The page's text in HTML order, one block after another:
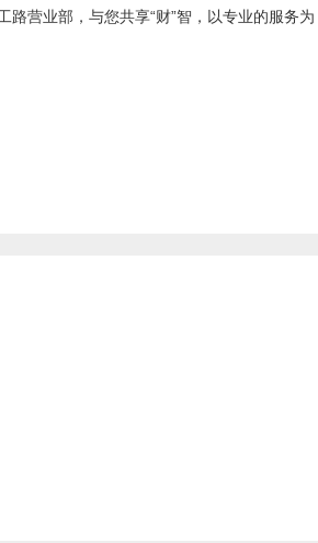
路营业部，与您共享“财”智，以专业的服务为